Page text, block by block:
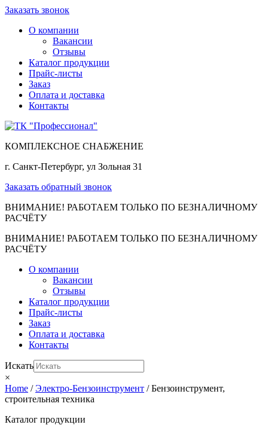
Заказать звонок
О компании
Вакансии
Отзывы
Каталог продукции
Прайс-листы
Заказ
Оплата и доставка
Контакты
КОМПЛЕКСНОЕ СНАБЖЕНИЕ
г. Санкт-Петербург, ул Зольная 31
Заказать обратный звонок
ВНИМАНИЕ! РАБОТАЕМ ТОЛЬКО ПО БЕЗНАЛИЧНОМУ
РАСЧЁТУ
ВНИМАНИЕ! РАБОТАЕМ ТОЛЬКО ПО БЕЗНАЛИЧНОМУ
РАСЧЁТУ
О компании
Вакансии
Отзывы
Каталог продукции
Прайс-листы
Заказ
Оплата и доставка
Контакты
Искать
×
Home /Электро-Бензоинструмент / Бензоинструмент,
строительная техника
Каталог продукции